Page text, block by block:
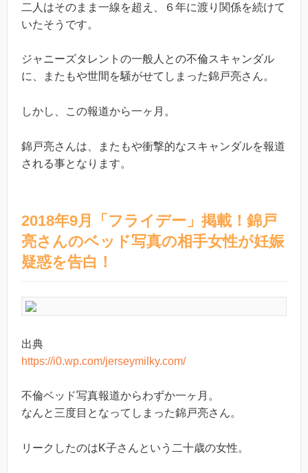
二人はそのまま一線を超え、６年に渡り関係を続けて
いたそうです。
ジャニーズタレントの一般人との不倫スキャンダル
に、またもや世間を騒がせてしまった錦戸亮さん。
しかし、この報道から一ヶ月。
錦戸亮さんは、またもや衝撃的なスキャンダルを報道
される事となります。
2018年9月「フライデー」掲載！錦戸
亮さんのベッド写真の相手女性が妊娠
疑惑を告白！
出典
https://i0.wp.com/jerseymilky.com/
不倫ベッド写真報道からわずか一ヶ月。
なんと三度目となってしまった錦戸亮さん。
リークしたのはK子さんという二十歳の女性。